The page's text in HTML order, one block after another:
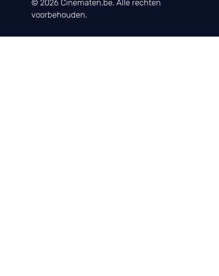
© 2026 Cinematen.be. Alle rechten
voorbehouden.